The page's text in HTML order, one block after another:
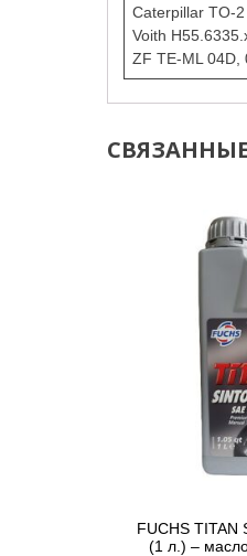
Caterpillar TO-2
Voith
ZF TE-ML 04D,
FUCHS TITAN
(1 л.) –